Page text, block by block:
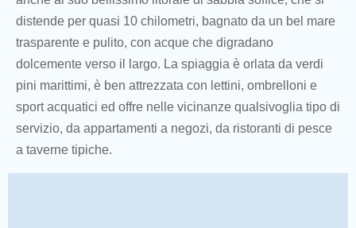
distende per quasi 10 chilometri, bagnato da un bel mare
trasparente e pulito, con acque che digradano
dolcemente verso il largo. La spiaggia è orlata da verdi
pini marittimi, è ben attrezzata con lettini, ombrelloni e
sport acquatici ed offre nelle vicinanze qualsivoglia tipo di
servizio, da appartamenti a negozi, da ristoranti di pesce
a taverne tipiche.